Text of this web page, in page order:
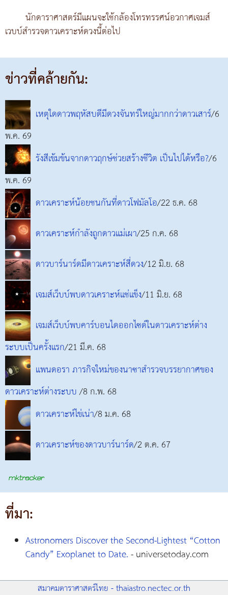
นักดาราศาสตร์มีแผนจะใช้กล้องโทรทรรศน์อวกาศเจมส์
เวบบ์สำรวจดาวเคราะห์ดวงนี้ต่อไป
ข่าวที่คล้ายกัน:
เหตุใดดาวพฤหัสบดีมีดวงจันทร์ใหญ่มากกว่าดาวเสาร์/6
พ.ค. 69
รังสีเข้มข้นจากดาวฤกษ์ช่วยสร้างชีวิต เป็นไปได้หรือ?/6
พ.ค. 69
ดาวเคราะห์น้อยชนกันที่ดาวโฟมัลโอ/22 ธ.ค. 68
ดาวเคราะห์กำลังถูกดาวแม่เผา/25 ก.ค. 68
ดาวบาร์นาร์ดมีดาวเคราะห์สี่ดวง/12 มิ.ย. 68
เจมส์เว็บบ์พบดาวเคราะห์แช่แข็ง/11 มิ.ย. 68
เจมส์เว็บบ์พบคาร์บอนไดออกไซด์ในดาวเคราะห์ต่าง
ระบบเป็นครั้งแรก/21 มี.ค. 68
แพนดอรา ภารกิจใหม่ของนาซาสำรวจบรรยากาศของ
ดาวเคราะห์ต่างระบบ/8 ก.พ. 68
ดาวเคราะห์ไข่เน่า/8 ม.ค. 68
ดาวเคราะห์ของดาวบาร์นาร์ด/2 ต.ค. 67
ที่มา:
Astronomers Discover the Second-Lightest “Cotton
Candy” Exoplanet to Date.- universetoday.com
สมาคมดาราศาสตร์ไทย - thaiastro.nectec.or.th